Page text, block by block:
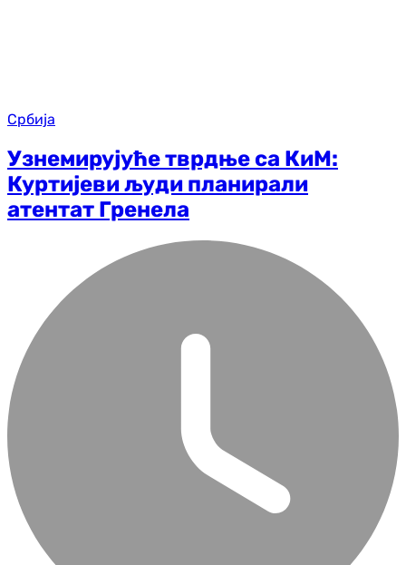
Србија
Узнемирујуће тврдње са КиМ:
Куртијеви људи планирали
атентат Гренела